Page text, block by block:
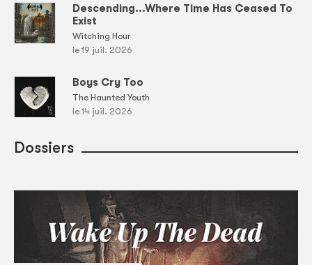
Descending...Where Time Has Ceased To
Exist
Witching Hour
le 19 juil. 2026
Boys Cry Too
The Haunted Youth
le 14 juil. 2026
Dossiers